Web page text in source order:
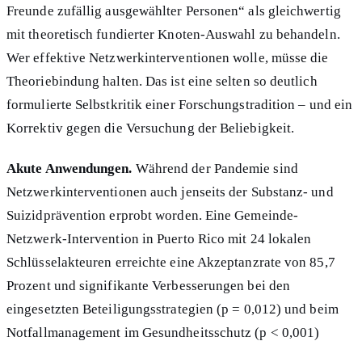
Freunde zufällig ausgewählter Personen“ als gleichwertig
mit theoretisch fundierter Knoten-Auswahl zu behandeln.
Wer effektive Netzwerkinterventionen wolle, müsse die
Theoriebindung halten. Das ist eine selten so deutlich
formulierte Selbstkritik einer Forschungstradition – und ein
Korrektiv gegen die Versuchung der Beliebigkeit.
Akute Anwendungen. Während der Pandemie sind
Netzwerkinterventionen auch jenseits der Substanz- und
Suizidprävention erprobt worden. Eine Gemeinde-
Netzwerk-Intervention in Puerto Rico mit 24 lokalen
Schlüsselakteuren erreichte eine Akzeptanzrate von 85,7
Prozent und signifikante Verbesserungen bei den
eingesetzten Beteiligungsstrategien (p = 0,012) und beim
Notfallmanagement im Gesundheitsschutz (p < 0,001)